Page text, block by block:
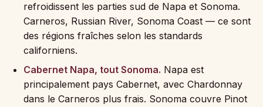
refroidissent les parties sud de Napa et Sonoma.
Carneros, Russian River, Sonoma Coast — ce sont
des régions fraîches selon les standards
californiens.
Cabernet Napa, tout Sonoma. Napa est
principalement pays Cabernet, avec Chardonnay
dans le Carneros plus frais. Sonoma couvre Pinot